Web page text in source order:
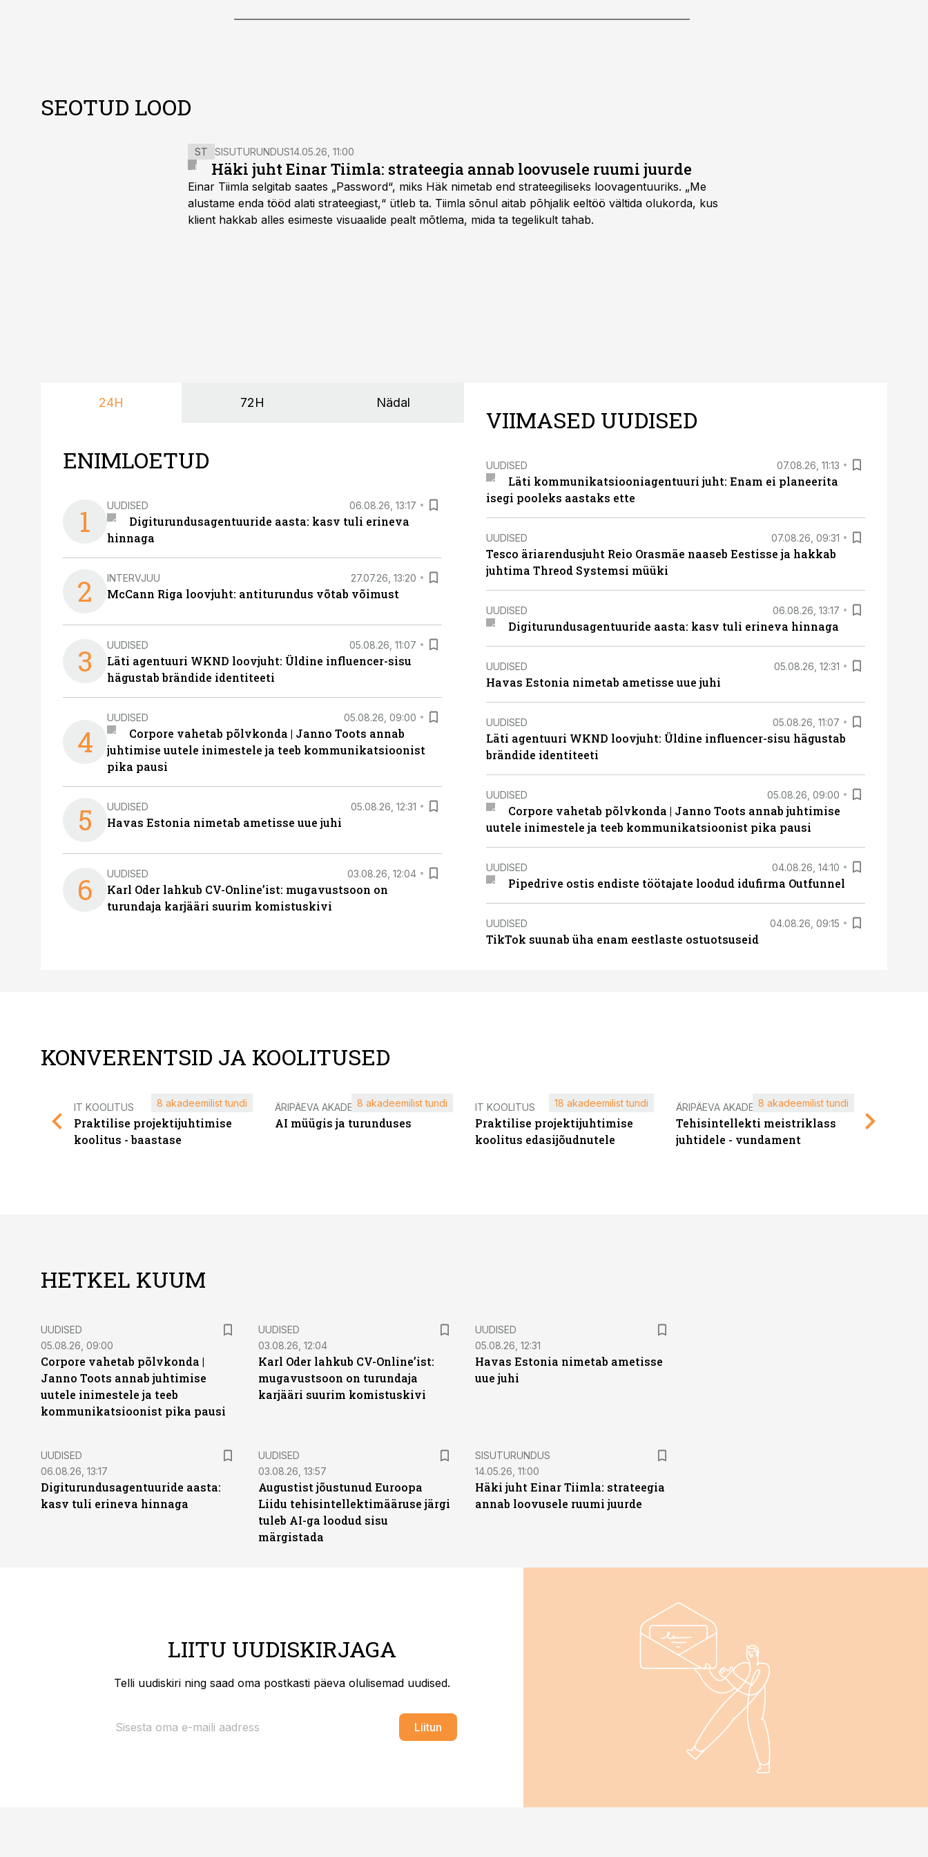
SEOTUD LOOD
ST SISUTURUNDUS14.05.26, 11:00
Häki juht Einar Tiimla: strateegia annab loovusele ruumi juurde
Einar Tiimla selgitab saates „Password“, miks Häk nimetab end strateegiliseks loovagentuuriks. „Me
alustame enda tööd alati strateegiast,“ ütleb ta. Tiimla sõnul aitab põhjalik eeltöö vältida olukorda, kus
klient hakkab alles esimeste visuaalide pealt mõtlema, mida ta tegelikult tahab.
24H 72H Nädal
ENIMLOETUD
1 UUDISED 06.08.26, 13:17
Digiturundusagentuuride aasta: kasv tuli erineva
hinnaga
2 INTERVJUU 27.07.26, 13:20
McCann Riga loovjuht: antiturundus võtab võimust
3 UUDISED 05.08.26, 11:07
Läti agentuuri WKND loovjuht: Üldine influencer-sisu
hägustab brändide identiteeti
4
UUDISED 05.08.26, 09:00
Corpore vahetab põlvkonda | Janno Toots annab
juhtimise uutele inimestele ja teeb kommunikatsioonist
pika pausi
5 UUDISED 05.08.26, 12:31
Havas Estonia nimetab ametisse uue juhi
6 UUDISED 03.08.26, 12:04
Karl Oder lahkub CV-Online’ist: mugavustsoon on
turundaja karjääri suurim komistuskivi
VIIMASED UUDISED
UUDISED 07.08.26, 11:13
Läti kommunikatsiooniagentuuri juht: Enam ei planeerita
isegi pooleks aastaks ette
UUDISED 07.08.26, 09:31
Tesco äriarendusjuht Reio Orasmäe naaseb Eestisse ja hakkab
juhtima Threod Systemsi müüki
UUDISED 06.08.26, 13:17
Digiturundusagentuuride aasta: kasv tuli erineva hinnaga
UUDISED 05.08.26, 12:31
Havas Estonia nimetab ametisse uue juhi
UUDISED 05.08.26, 11:07
Läti agentuuri WKND loovjuht: Üldine influencer-sisu hägustab
brändide identiteeti
UUDISED 05.08.26, 09:00
Corpore vahetab põlvkonda | Janno Toots annab juhtimise
uutele inimestele ja teeb kommunikatsioonist pika pausi
UUDISED 04.08.26, 14:10
Pipedrive ostis endiste töötajate loodud idufirma Outfunnel
UUDISED 04.08.26, 09:15
TikTok suunab üha enam eestlaste ostuotsuseid
KONVERENTSID JA KOOLITUSED
IT KOOLITUS
Praktilise projektijuhtimise
koolitus - baastase
8 akadeemilist tundi ÄRIPÄEVA AKADEEMIA
AI müügis ja turunduses
8 akadeemilist tundi IT KOOLITUS
Praktilise projektijuhtimise
koolitus edasijõudnutele
18 akadeemilist tundi ÄRIPÄEVA AKADEEMIA
Tehisintellekti meistriklass
juhtidele - vundament
8 akadeemilist tundi
HETKEL KUUM
UUDISED
05.08.26, 09:00
Corpore vahetab põlvkonda |
Janno Toots annab juhtimise
uutele inimestele ja teeb
kommunikatsioonist pika pausi
UUDISED
03.08.26, 12:04
Karl Oder lahkub CV-Online’ist:
mugavustsoon on turundaja
karjääri suurim komistuskivi
UUDISED
05.08.26, 12:31
Havas Estonia nimetab ametisse
uue juhi
UUDISED
06.08.26, 13:17
Digiturundusagentuuride aasta:
kasv tuli erineva hinnaga
UUDISED
03.08.26, 13:57
Augustist jõustunud Euroopa
Liidu tehisintellektimääruse järgi
tuleb AI-ga loodud sisu
märgistada
ST
SISUTURUNDUS
14.05.26, 11:00
Häki juht Einar Tiimla: strateegia
annab loovusele ruumi juurde
LIITU UUDISKIRJAGA
Telli uudiskiri ning saad oma postkasti päeva olulisemad uudised.
Liitun